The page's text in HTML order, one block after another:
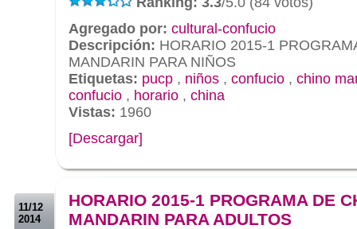
Agregado por: cultural-confucio
Descripción: HORARIO 2015-1
MANDARIN PARA NIÑOS
Etiquetas: pucp , niños , confucio , chino
confucio , horario , china
Vistas: 1960
[Descargar]
11/12
2014
HORARIO 2015-1 PROGRAMA DE
MANDARIN PARA ADULTOS